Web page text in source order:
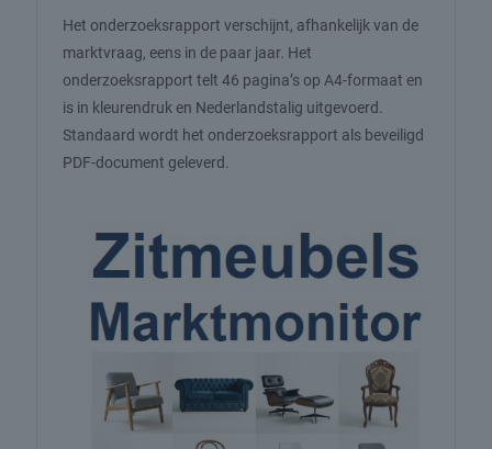
Het onderzoeksrapport verschijnt, afhankelijk van de
marktvraag, eens in de paar jaar. Het
onderzoeksrapport telt 46 pagina’s op A4-formaat en
is in kleurendruk en Nederlandstalig uitgevoerd.
Standaard wordt het onderzoeksrapport als beveiligd
PDF-document geleverd.